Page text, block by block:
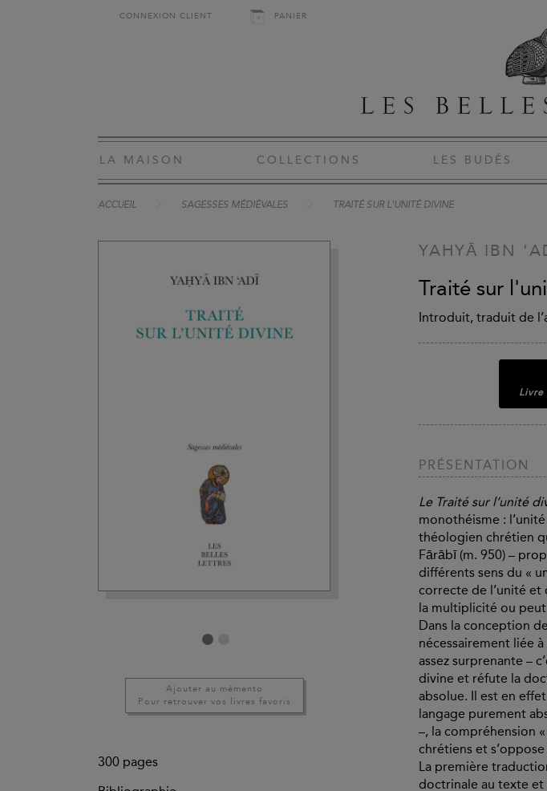
CONNEXION CLIENT PANIER
LA MAISON COLLECTIONS LES BUDÉS
ACCUEIL SAGESSES MÉDIÉVALES TRAITÉ SUR L'UNITÉ DIVINE
Ajouter au mémento
Pour retrouver vos livres favoris
300 pages
YAHYĀ IBN
Traité sur
Introduit, traduit de
Livre
PRÉSENTATION
Le Traité sur l’unité
monothéisme :
théologien chrétien
Fārābī (m. 950) –
différents sens du «
correcte de l’unité et
la multiplicité ou
Dans la conception
nécessairement liée
assez surprenante –
divine et réfute la
absolue. Il est en
langage purement
–, la compréhension
chrétiens et
La première
doctrinale au texte et